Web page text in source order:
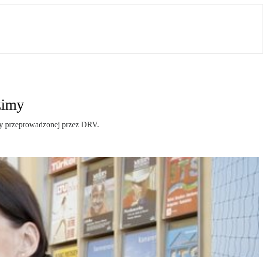
przeprowadzonej przez DRV.